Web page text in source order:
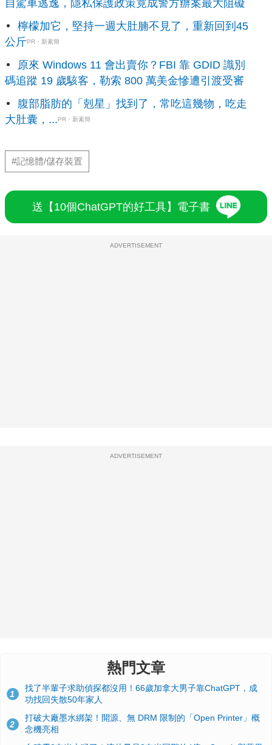
自駕車逃逸，隱私保護政策竟成警方辦案最大阻礙
檸檬加它，堅持一週大肚腩不見了，重新回到45
公斤PR・新素簡
原來 Windows 11 會出賣你？FBI 靠 GDID 識別
碼追蹤 19 歲駭客，勒索 800 萬美金慘遭引渡受審
腹部脂肪的「剋星」找到了，常吃這幾物，吃走
大肚囊，...PR・新素簡
#記憶體/儲存裝置
送【10個ChatGPT的好工具】電子書
ADVERTISEMENT
ADVERTISEMENT
熱門文章
1
找了半輩子求助偵探都沒用！66歲加拿大男子靠ChatGPT，成
功找回失散50年家人
2
打破大廠墨水綁架！開源、無 DRM 限制的「Open Printer」概
念機亮相